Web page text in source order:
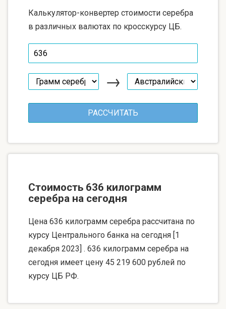
Калькулятор-конвертер стоимости серебра
в различных валютах по кросскурсу ЦБ.
→
Стоимость 636 килограмм
серебра на сегодня
Цена 636 килограмм серебра рассчитана по
курсу Центрального банка на сегодня [1
декабря 2023] . 636 килограмм серебра на
сегодня имеет цену 45 219 600 рублей по
курсу ЦБ РФ.